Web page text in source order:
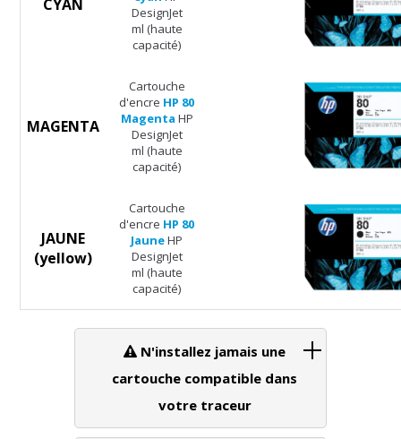
CYAN
DesignJet
ml (haute
capacité)
MAGENTA
Cartouche
d'encre HP 80
Magenta HP
DesignJet
ml (haute
capacité)
JAUNE
(yellow)
Cartouche
d'encre HP 80
JauneHP
DesignJet
ml (haute
capacité)
N'installez jamais une
cartouche compatible dans
votre traceur